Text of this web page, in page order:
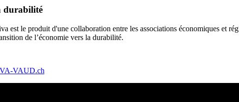
durabilité
le produit d'une collaboration entre les associations économiques et
de l’économie vers la durabilité.
VAUD.ch